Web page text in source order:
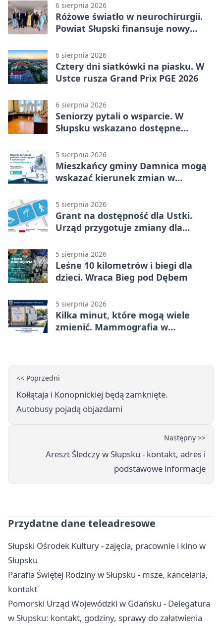
6 sierpnia 2026
Różowe światło w neurochirurgii.
Powiat Słupski finansuje nowy
6 sierpnia 2026
Cztery dni siatkówki na piasku. W
Ustce rusza Grand Prix PGE 2026
6 sierpnia 2026
Seniorzy pytali o wsparcie. W
Słupsku wskazano dostępne
5 sierpnia 2026
Mieszkańcy gminy Damnica mogą
wskazać kierunek zmian w
5 sierpnia 2026
Grant na dostępność dla Ustki.
Urząd przygotuje zmiany dla
5 sierpnia 2026
Leśne 10 kilometrów i biegi dla
dzieci. Wraca Bieg pod Dębem
5 sierpnia 2026
Kilka minut, które mogą wiele
zmienić. Mammografia w
<< Poprzedni
Kołłątaja i Konopnickiej będą zamknięte.
Autobusy pojadą objazdami
Następny >>
Areszt Śledczy w Słupsku - kontakt, adres i
podstawowe informacje
Przydatne dane teleadresowe
Słupski Ośrodek Kultury - zajęcia, pracownie i kino w
Słupsku
Parafia Świętej Rodziny w Słupsku - msze, kancelaria,
kontakt
Pomorski Urząd Wojewódzki w Gdańsku - Delegatura
w Słupsku: kontakt, godziny, sprawy do załatwienia